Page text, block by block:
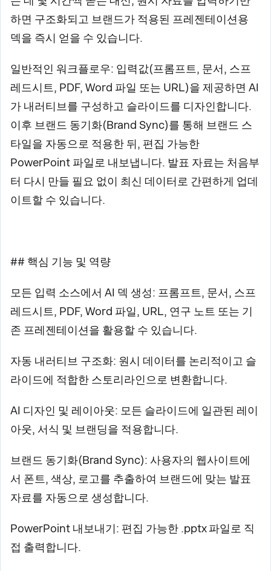
하면 구조화되고 브랜드가 적용된 프레젠테이션용
덱을 즉시 얻을 수 있습니다.
일반적인 워크플로우: 입력값(프롬프트, 문서, 스프
레드시트, PDF, Word 파일 또는 URL)을 제공하면 AI
가 내러티브를 구성하고 슬라이드를 디자인합니다.
이후 브랜드 동기화(Brand Sync)를 통해 브랜드 스
타일을 자동으로 적용한 뒤, 편집 가능한
PowerPoint 파일로 내보냅니다. 발표 자료는 처음부
터 다시 만들 필요 없이 최신 데이터로 간편하게 업데
이트할 수 있습니다.
## 핵심 기능 및 역량
모든 입력 소스에서 AI 덱 생성: 프롬프트, 문서, 스프
레드시트, PDF, Word 파일, URL, 연구 노트 또는 기
존 프레젠테이션을 활용할 수 있습니다.
자동 내러티브 구조화: 원시 데이터를 논리적이고 슬
라이드에 적합한 스토리라인으로 변환합니다.
AI 디자인 및 레이아웃: 모든 슬라이드에 일관된 레이
아웃, 서식 및 브랜딩을 적용합니다.
브랜드 동기화(Brand Sync): 사용자의 웹사이트에
서 폰트, 색상, 로고를 추출하여 브랜드에 맞는 발표
자료를 자동으로 생성합니다.
PowerPoint 내보내기: 편집 가능한 .pptx 파일로 직
접 출력합니다.